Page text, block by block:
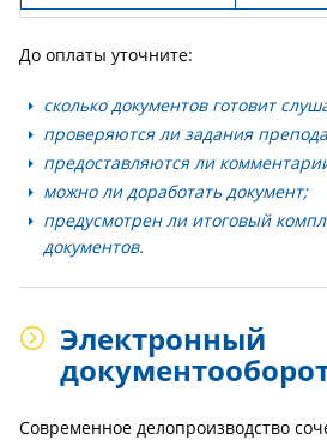
До оплаты уточните:
сколько документов готовит
проверяются ли задания
предоставляются ли
можно ли доработать документ;
предусмотрен ли итоговый
документов.
Электронный
Современное делопроизводство